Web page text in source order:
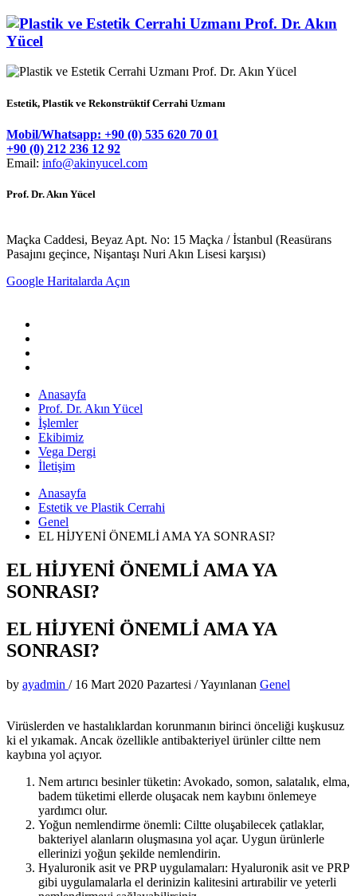
Estetik, Plastik ve Rekonstrüktif Cerrahi Uzmanı
Mobil/Whatsapp: +90 (0) 535 620 70 01
+90 (0) 212 236 12 92
Email: info@akinyucel.com
Prof. Dr. Akın Yücel
Maçka Caddesi, Beyaz Apt. No: 15 Maçka / İstanbul (Reasürans
Pasajını geçince, Nişantaşı Nuri Akın Lisesi karşısı)
Google Haritalarda Açın
Anasayfa
Prof. Dr. Akın Yücel
İşlemler
Ekibimiz
Vega Dergi
İletişim
Anasayfa
Estetik ve Plastik Cerrahi
Genel
EL HİJYENİ ÖNEMLİ AMA YA SONRASI?
EL HİJYENİ ÖNEMLİ AMA YA
SONRASI?
EL HİJYENİ ÖNEMLİ AMA YA
SONRASI?
by ayadmin / 16 Mart 2020 Pazartesi /Yayınlanan Genel
Virüslerden ve hastalıklardan korunmanın birinci önceliği kuşkusuz
ki el yıkamak. Ancak özellikle antibakteriyel ürünler ciltte nem
kaybına yol açıyor.
Nem artırıcı besinler tüketin: Avokado, somon, salatalık, elma,
badem tüketimi ellerde oluşacak nem kaybını önlemeye
yardımcı olur.
Yoğun nemlendirme önemli: Ciltte oluşabilecek çatlaklar,
bakteriyel alanların oluşmasına yol açar. Uygun ürünlerle
ellerinizi yoğun şekilde nemlendirin.
Hyaluronik asit ve PRP uygulamaları: Hyaluronik asit ve PRP
gibi uygulamalarla el derinizin kalitesini artırabilir ve yeterli